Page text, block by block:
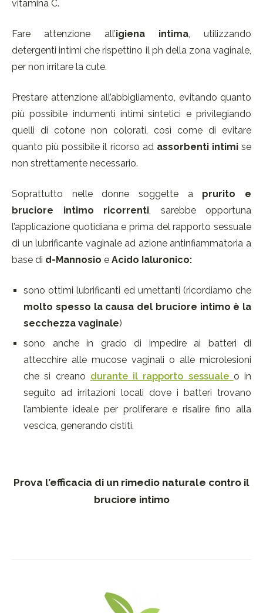
vitamina C.
Fare attenzione all’igiena intima, utilizzando
detergenti intimi che rispettino il ph della zona vaginale,
per non irritare la cute.
Prestare attenzione all’abbigliamento, evitando quanto
più possibile indumenti intimi sintetici e privilegiando
quelli di cotone non colorati, così come di evitare
quanto più possibile il ricorso ad assorbenti intimise
non strettamente necessario.
Soprattutto nelle donne soggette a prurito e
bruciore intimo ricorrenti, sarebbe opportuna
l’applicazione quotidiana e prima del rapporto sessuale
di un lubrificante vaginale ad azione antinfiammatoria a
base di d-Mannosio e Acido Ialuronico:
sono ottimi lubrificanti ed umettanti (ricordiamo che
molto spesso la causa del bruciore intimo è la
secchezza vaginale)
sono anche in grado di impedire ai batteri di
attecchire alle mucose vaginali o alle microlesioni
che si creano durante il rapporto sessuale o in
seguito ad irritazioni locali dove i batteri trovano
l’ambiente ideale per proliferare e risalire fino alla
vescica, generando cistiti.
Prova l’efficacia di un rimedio naturale contro il
bruciore intimo